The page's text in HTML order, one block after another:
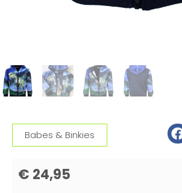
Babes & Binkies
€ 24,95